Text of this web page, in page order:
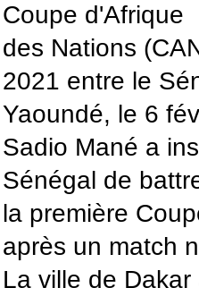
Coupe d'Afrique
des Nations
2021 entre le
Yaoundé, le 6
Sadio Mané a
Sénégal de
la première
après un match
La ville de